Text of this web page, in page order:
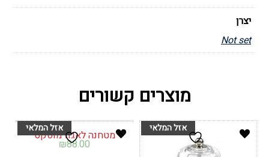
יצרן
Not set
מוצרים קשורים
מטחנה לאגוז מוסקט
₪88.00